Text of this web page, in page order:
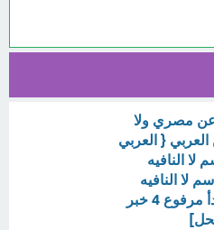
عن مصري ولا
{ العربي
اعرابها1 اسم لا النافيه
للجنس منصوب 2 اسم لا النافيه
للجنس مبنى 3 مبتدأ مرفوع 4 خبر